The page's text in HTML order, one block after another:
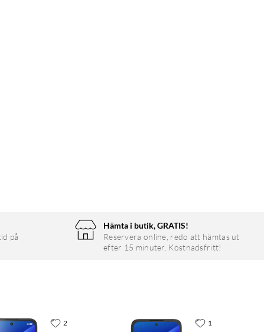
på
Hämta i butik, GRATIS!
Reservera online, redo att hämtas ut
efter 15 minuter. Kostnadsfritt!
2 1